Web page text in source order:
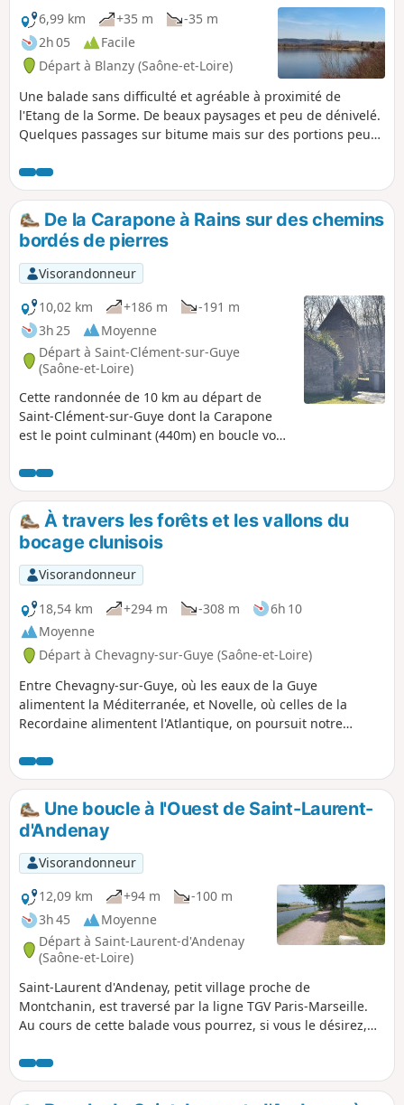
6,99 km
+35 m
-35 m
2h 05
Facile
Départ à Blanzy (Saône-et-Loire)
Une balade sans difficulté et agréable à proximité de
l'Etang de la Sorme. De beaux paysages et peu de dénivelé.
Quelques passages sur bitume mais sur des portions peu
De la Carapone à Rains sur des chemins
bordés de pierres
Visorandonneur
10,02 km
+186 m
-191 m
3h 25
Moyenne
Départ à Saint-Clément-sur-Guye
(Saône-et-Loire)
Cette randonnée de 10 km au départ de
Saint-Clément-sur-Guye dont la Carapone
est le point culminant (440m) en boucle vous
sur-Guye (église romane classée monument
historique en 1927, une tour à l'est de
l'église), des vieux moulins (restaurés ou en
cours de restauration) Rains, commune de
Joncy (jolies maisons en pierres), Le Petit
Ballay, sa tour carrée, ses Murgers (amas de
pierres retirées des vignes), avant Corcelles
(hameau de Saint-Clément).
À travers les forêts et les vallons du
bocage clunisois
Visorandonneur
18,54 km
+294 m -308 m
6h 10
Moyenne
Départ à Chevagny-sur-Guye (Saône-et-Loire)
Entre Chevagny-sur-Guye, où les eaux de la Guye
alimentent la Méditerranée, et Novelle, où celles de la
Recordaine alimentent l'Atlantique, on poursuit notre
zone naturelle d'intérêt écologique, faunistique et
floristique (ZNIEFF) du bocage de Sailly, puis on entre dans
celle du Bas-Clunisois et dans la zone Natura 2000 du
bocage, des forêts et des milieux humides du bassin de la
Grosne et du Clunisois.
Une boucle à l'Ouest de Saint-Laurent-
d'Andenay
Visorandonneur
12,09 km
+94 m
-100 m
3h 45
Moyenne
Départ à Saint-Laurent-d'Andenay
(Saône-et-Loire)
Saint-Laurent d'Andenay, petit village proche de
Montchanin, est traversé par la ligne TGV Paris-Marseille.
Au cours de cette balade vous pourrez, si vous le désirez,
vous avez des tables à votre disposition.